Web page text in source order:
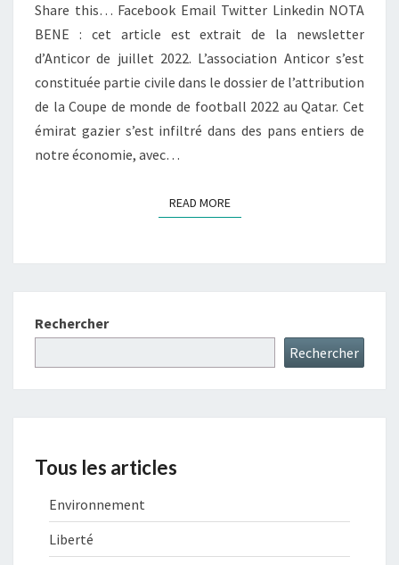
Share this… Facebook Email Twitter Linkedin NOTA
BENE : cet article est extrait de la newsletter
d’Anticor de juillet 2022. L’association Anticor s’est
constituée partie civile dans le dossier de l’attribution
de la Coupe de monde de football 2022 au Qatar. Cet
émirat gazier s’est infiltré dans des pans entiers de
notre économie, avec…
READ MOREREAD MORE
Rechercher
Rechercher
Tous les articles
Environnement
Liberté